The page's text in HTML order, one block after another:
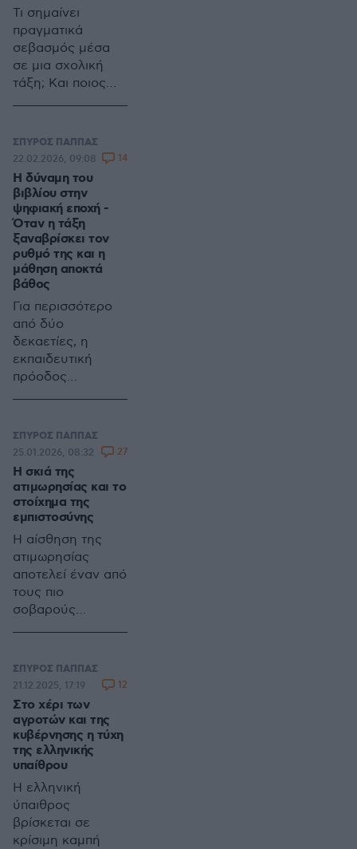
Τι σημαίνει
πραγματικά
σεβασμός μέσα
σε μια σχολική
τάξη; Και ποιος
ΣΠΥΡΟΣ ΠΑΠΠΑΣ
Η δύναμη του
βιβλίου στην
ψηφιακή εποχή -
Όταν η τάξη
ξαναβρίσκει τον
ρυθμό της και η
μάθηση αποκτά
βάθος
Για περισσότερο
από δύο
δεκαετίες, η
εκπαιδευτική
πρόοδος
22.02.2026, 09:08 14
ΣΠΥΡΟΣ ΠΑΠΠΑΣ
Η σκιά της
ατιμωρησίας και το
στοίχημα της
εμπιστοσύνης
Η αίσθηση της
ατιμωρησίας
αποτελεί έναν από
τους πιο
σοβαρούς
δημοκρατίας και
της σχέσης
εμπιστοσύνης
μεταξύ πολιτών
και θεσμών
25.01.2026, 08:32 27
ΣΠΥΡΟΣ ΠΑΠΠΑΣ
Στο χέρι των
αγροτών και της
κυβέρνησης η τύχη
της ελληνικής
υπαίθρου
Η ελληνική
ύπαιθρος
βρίσκεται σε
κρίσιμη καμπή
21.12.2025, 17:19 12